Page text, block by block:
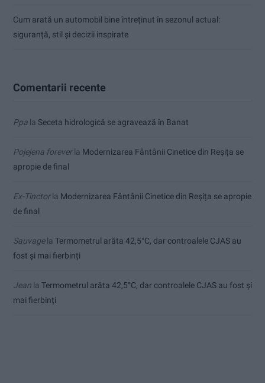
Cum arată un automobil bine întreținut în sezonul actual:
siguranță, stil și decizii inspirate
Comentarii recente
Ppa la Seceta hidrologică se agravează în Banat
Pojejena foreverla Modernizarea Fântânii Cinetice din Reșița se
apropie de final
Ex-Tinctorla Modernizarea Fântânii Cinetice din Reșița se apropie
de final
Sauvagela Termometrul arăta 42,5°C, dar controalele CJAS au
fost și mai fierbinți
Jean la Termometrul arăta 42,5°C, dar controalele CJAS au fost și
mai fierbinți